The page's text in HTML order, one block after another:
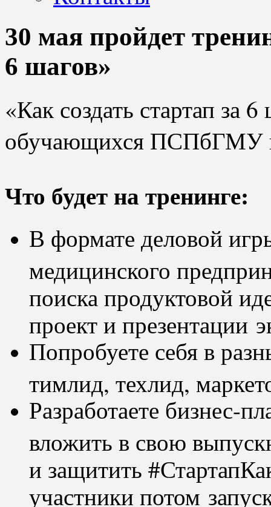
30 мая пройдет
6 шагов»
«Как создать стартап за
обучающихся ПСПбГМУ
Что будет на тренинге:
В формате деловой
медицинского
поиска продуктовой
проект и презентации
Попробуете себя в
тимлид, техлид,
Разработаете бизнес-
вложить в свою
и защитить
участники потом